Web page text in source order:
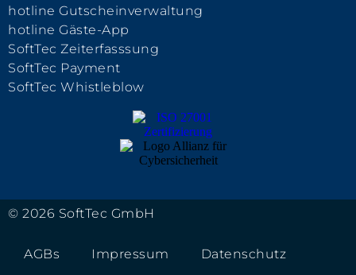
hotline Gutscheinverwaltung
hotline Gäste-App
SoftTec Zeiterfasssung
SoftTec Payment
SoftTec Whistleblow
© 2026 SoftTec GmbH
AGBs Impressum Datenschutz